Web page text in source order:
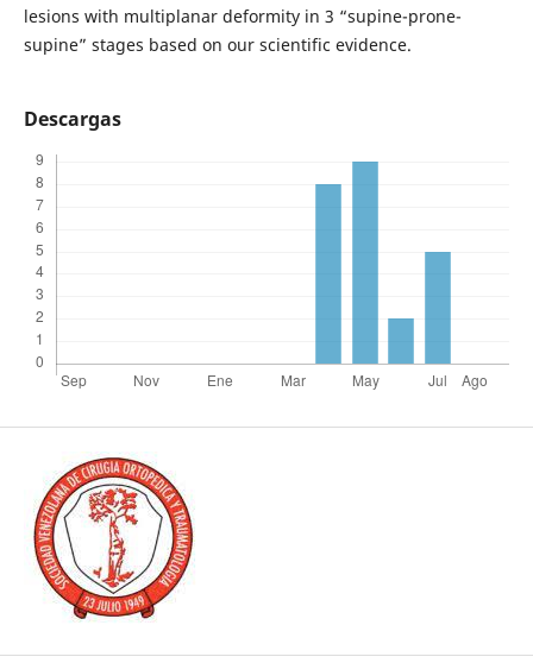
lesions with multiplanar deformity in 3 “supine-prone-
supine” stages based on our scientific evidence.
Descargas